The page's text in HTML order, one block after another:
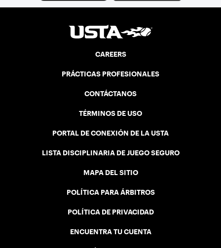
CAREERS
PRÁCTICAS PROFESIONALES
CONTÁCTANOS
TÉRMINOS DE USO
PORTAL DE CONEXIÓN DE LA USTA
LISTA DISCIPLINARIA DE JUEGO SEGURO
MAPA DEL SITIO
POLÍTICA PARA ÁRBITROS
POLÍTICA DE PRIVACIDAD
ENCUENTRA TU CUENTA